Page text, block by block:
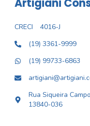
Artigiani
CRECI
4016-J
(19) 3361-9999
(19) 99733-6863
Rua Siqueira
13840-036